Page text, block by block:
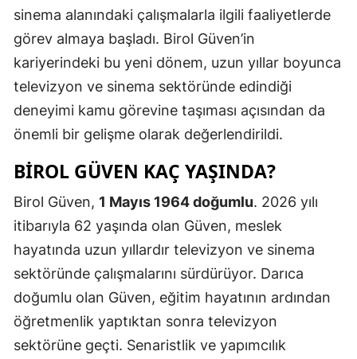
sinema alanındaki çalışmalarla ilgili faaliyetlerde
görev almaya başladı. Birol Güven’in
kariyerindeki bu yeni dönem, uzun yıllar boyunca
televizyon ve sinema sektöründe edindiği
deneyimi kamu görevine taşıması açısından da
önemli bir gelişme olarak değerlendirildi.
BİROL GÜVEN KAÇ YAŞINDA?
Birol Güven, 1 Mayıs 1964 doğumlu. 2026 yılı
itibarıyla 62 yaşında olan Güven, meslek
hayatında uzun yıllardır televizyon ve sinema
sektöründe çalışmalarını sürdürüyor. Darıca
doğumlu olan Güven, eğitim hayatının ardından
öğretmenlik yaptıktan sonra televizyon
sektörüne geçti. Senaristlik ve yapımcılık